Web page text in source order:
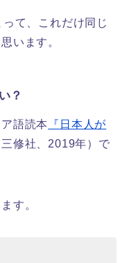
て、これだけ同じ
います。
？
語読本
『日本人が
三修社、2019年）で
す。